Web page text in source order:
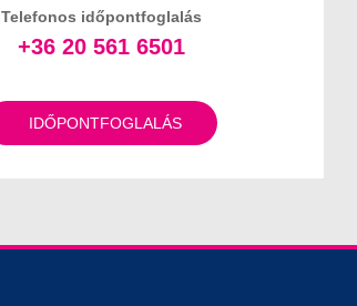
Telefonos időpontfoglalás
+36 20 561 6501
IDŐPONTFOGLALÁS